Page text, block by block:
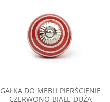
GAŁKA DO MEBLI PIERŚCIENIE
CZERWONO-BIAŁE DUŻA